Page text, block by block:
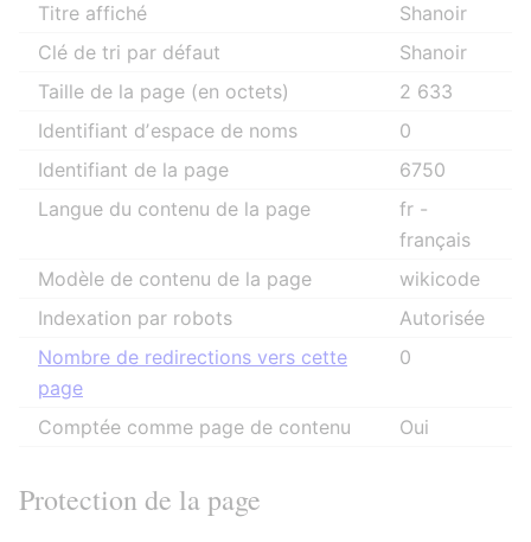
Titre affiché
Shanoir
Clé de tri par défaut
Shanoir
Taille de la page (en octets)
2 633
Identifiant dʼespace de noms
0
Identifiant de la page
6750
Langue du contenu de la page
fr -
français
Modèle de contenu de la page
wikicode
Indexation par robots
Autorisée
Nombre de redirections vers cette
page
0
Comptée comme page de contenu Oui
Protection de la page